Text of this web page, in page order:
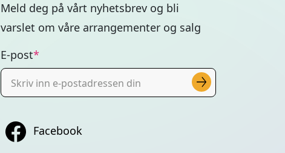
Meld deg på vårt nyhetsbrev og bli
varslet om våre arrangementer og salg
E-post
Facebook